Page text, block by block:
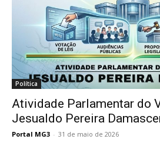
Política
Atividade Parlamentar do
Jesualdo Pereira
Portal MG3 - 31 de maio de 2026